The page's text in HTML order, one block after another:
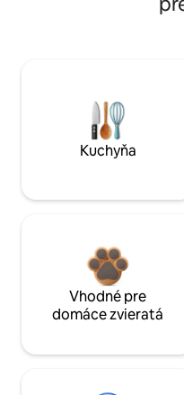
Kuchyňa
Vhodné pre
domáce zvieratá